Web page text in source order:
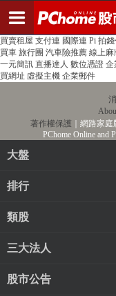
PChome首頁 線上購物 24h購物
買賣租屋 支付連 國際連 Pi 拍
買車 旅行團 汽車險推薦 線上麻
一元簡訊 直播達人 數位憑證 企
買網址 虛擬主機 企業郵件
著作權保護 ｜網路家
PChome Online and
大盤
排行
類股
三大法人
股市公告